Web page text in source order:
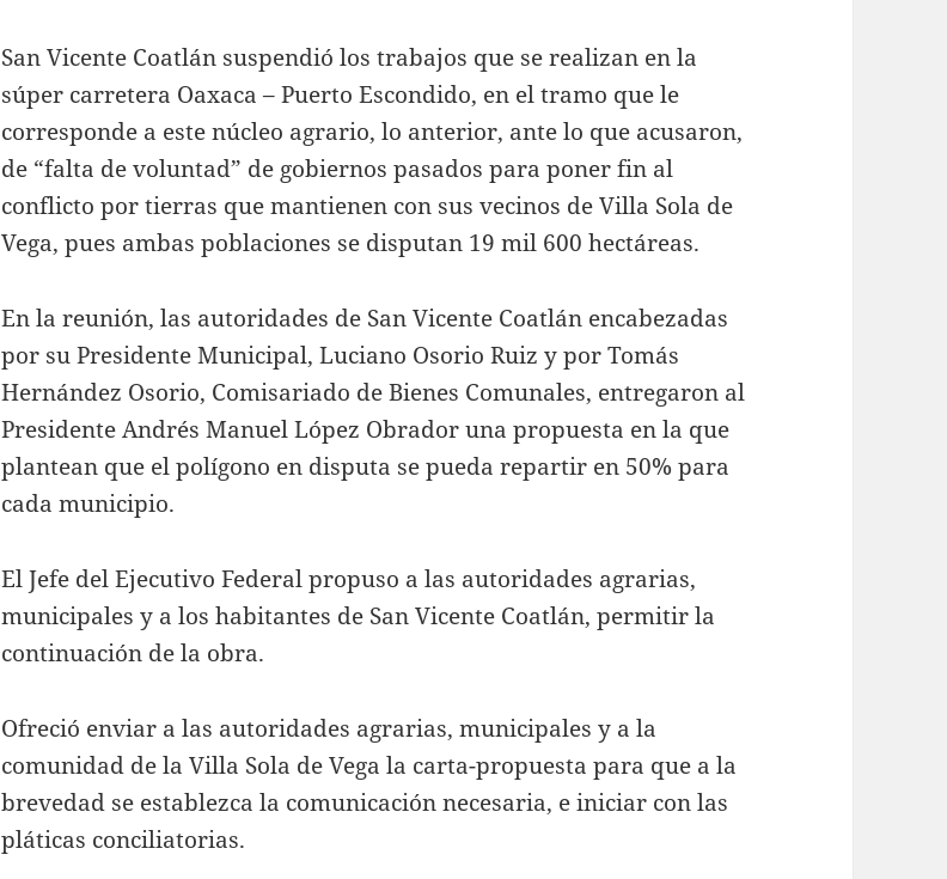
San Vicente Coatlán suspendió los trabajos que se realizan en la
súper carretera Oaxaca – Puerto Escondido, en el tramo que le
corresponde a este núcleo agrario, lo anterior, ante lo que acusaron,
de “falta de voluntad” de gobiernos pasados para poner fin al
conflicto por tierras que mantienen con sus vecinos de Villa Sola de
Vega, pues ambas poblaciones se disputan 19 mil 600 hectáreas.
En la reunión, las autoridades de San Vicente Coatlán encabezadas
por su Presidente Municipal, Luciano Osorio Ruiz y por Tomás
Hernández Osorio, Comisariado de Bienes Comunales, entregaron al
Presidente Andrés Manuel López Obrador una propuesta en la que
plantean que el polígono en disputa se pueda repartir en 50% para
cada municipio.
El Jefe del Ejecutivo Federal propuso a las autoridades agrarias,
municipales y a los habitantes de San Vicente Coatlán, permitir la
continuación de la obra.
Ofreció enviar a las autoridades agrarias, municipales y a la
comunidad de la Villa Sola de Vega la carta-propuesta para que a la
brevedad se establezca la comunicación necesaria, e iniciar con las
pláticas conciliatorias.